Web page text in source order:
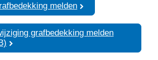
melden
grafbedekking melden